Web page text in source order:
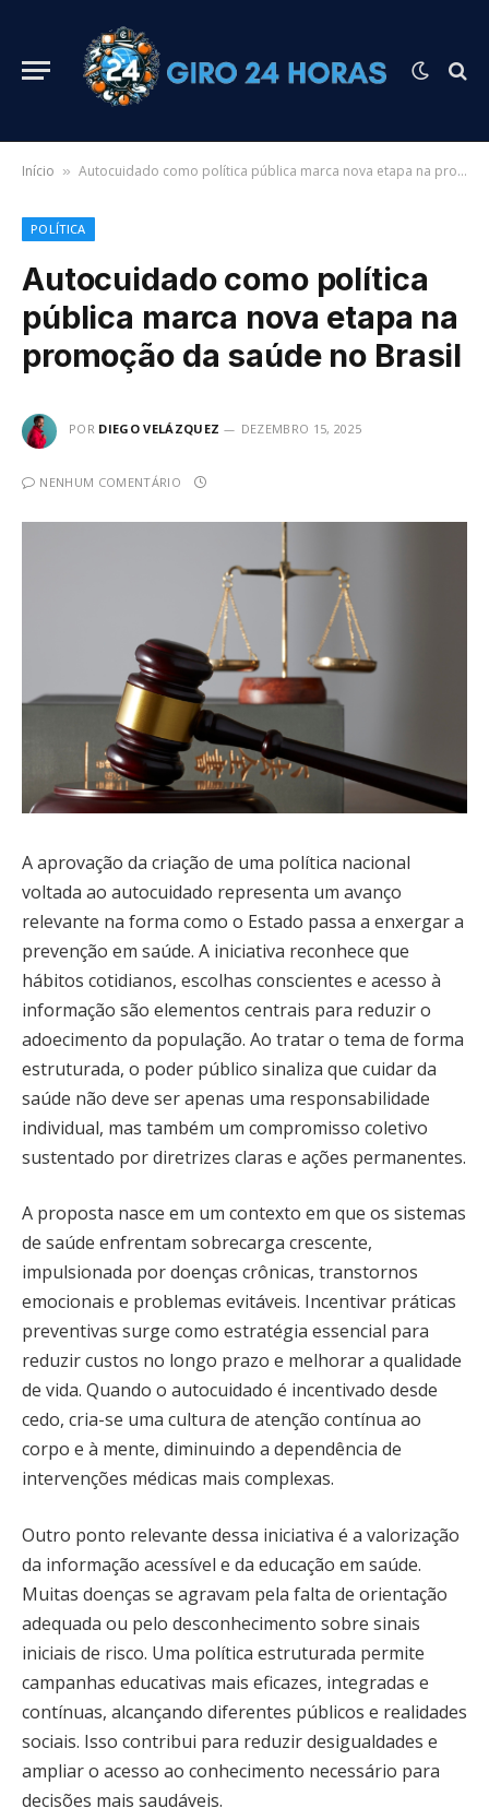
Início » Autocuidado como política pública marca nova etapa na promoção da saúde no Brasil
POLÍTICA
Autocuidado como política
pública marca nova etapa na
promoção da saúde no Brasil
POR DIEGO VELÁZQUEZ DEZEMBRO 15, 2025
NENHUM COMENTÁRIO
A aprovação da criação de uma política nacional
voltada ao autocuidado representa um avanço
relevante na forma como o Estado passa a enxergar a
prevenção em saúde. A iniciativa reconhece que
hábitos cotidianos, escolhas conscientes e acesso à
informação são elementos centrais para reduzir o
adoecimento da população. Ao tratar o tema de forma
estruturada, o poder público sinaliza que cuidar da
saúde não deve ser apenas uma responsabilidade
individual, mas também um compromisso coletivo
sustentado por diretrizes claras e ações permanentes.
A proposta nasce em um contexto em que os sistemas
de saúde enfrentam sobrecarga crescente,
impulsionada por doenças crônicas, transtornos
emocionais e problemas evitáveis. Incentivar práticas
preventivas surge como estratégia essencial para
reduzir custos no longo prazo e melhorar a qualidade
de vida. Quando o autocuidado é incentivado desde
cedo, cria-se uma cultura de atenção contínua ao
corpo e à mente, diminuindo a dependência de
intervenções médicas mais complexas.
Outro ponto relevante dessa iniciativa é a valorização
da informação acessível e da educação em saúde.
Muitas doenças se agravam pela falta de orientação
adequada ou pelo desconhecimento sobre sinais
iniciais de risco. Uma política estruturada permite
campanhas educativas mais eficazes, integradas e
contínuas, alcançando diferentes públicos e realidades
sociais. Isso contribui para reduzir desigualdades e
ampliar o acesso ao conhecimento necessário para
decisões mais saudáveis.